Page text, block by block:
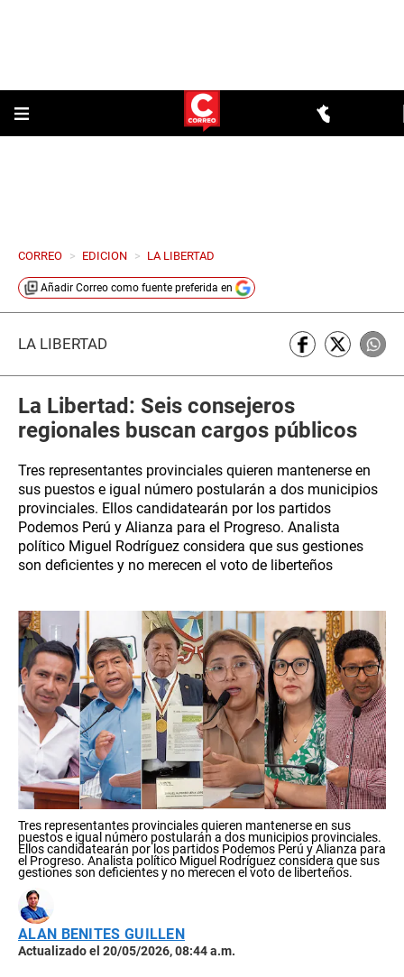
CORREO > EDICION > LA LIBERTAD
Añadir Correo como fuente preferida en
LA LIBERTAD
La Libertad: Seis consejeros
regionales buscan cargos públicos
Tres representantes provinciales quieren mantenerse en
sus puestos e igual número postularán a dos municipios
provinciales. Ellos candidatearán por los partidos
Podemos Perú y Alianza para el Progreso. Analista
político Miguel Rodríguez considera que sus gestiones
son deficientes y no merecen el voto de liberteños
Tres representantes provinciales quieren mantenerse en sus
puestos e igual número postularán a dos municipios provinciales.
Ellos candidatearán por los partidos Podemos Perú y Alianza para
el Progreso. Analista político Miguel Rodríguez considera que sus
gestiones son deficientes y no merecen el voto de liberteños.
ALAN BENITES GUILLEN
Actualizado el 20/05/2026, 08:44 a.m.